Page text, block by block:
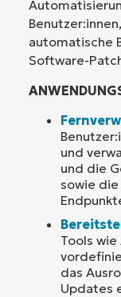
automatische
Software-
und
und die
sowie
Tools
das
Updates